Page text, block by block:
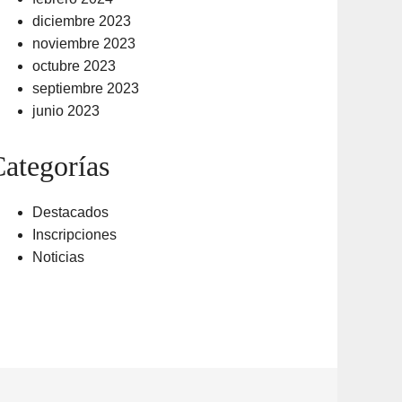
diciembre 2023
noviembre 2023
octubre 2023
septiembre 2023
junio 2023
Destacados
Inscripciones
Noticias